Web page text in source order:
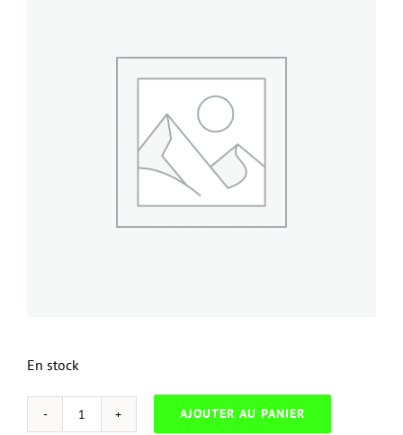
En stock
quantité
AJOUTER AU PANIER